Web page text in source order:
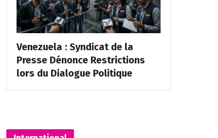
Venezuela : Syndicat de la
Presse Dénonce Restrictions
lors du Dialogue Politique